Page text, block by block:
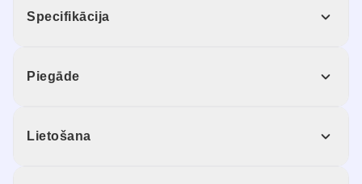
Specifikācija
Piegāde
Lietošana